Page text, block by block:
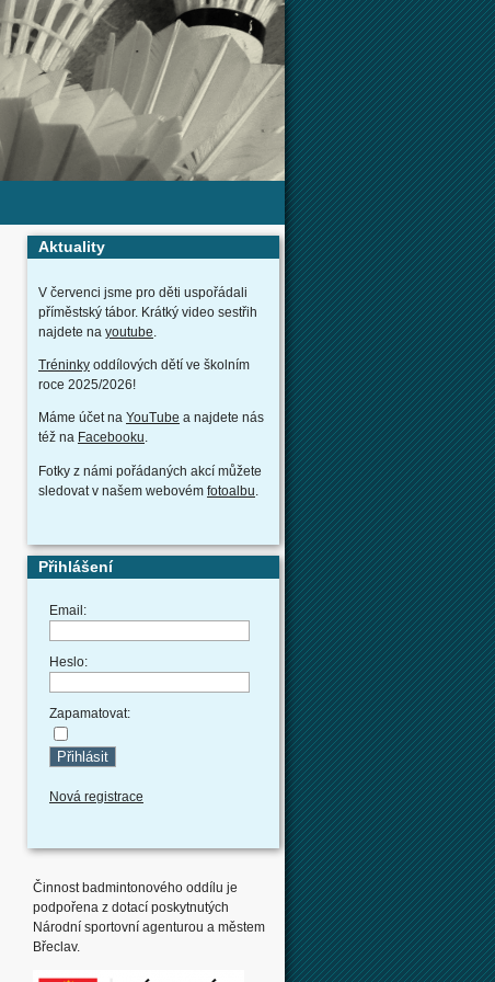
Aktuality
V červenci jsme pro děti uspořádali
příměstský tábor. Krátký video sestřih
najdete na youtube.
Tréninky oddílových dětí ve školním
roce 2025/2026!
Máme účet na YouTube a najdete nás
též na Facebooku.
Fotky z námi pořádaných akcí můžete
sledovat v našem webovém fotoalbu
Přihlášení
Email:
Heslo:
Zapamatovat:
Nová registrace
Činnost badmintonového oddílu je
podpořena z dotací poskytnutých
Národní sportovní agenturou a městem
Břeclav.